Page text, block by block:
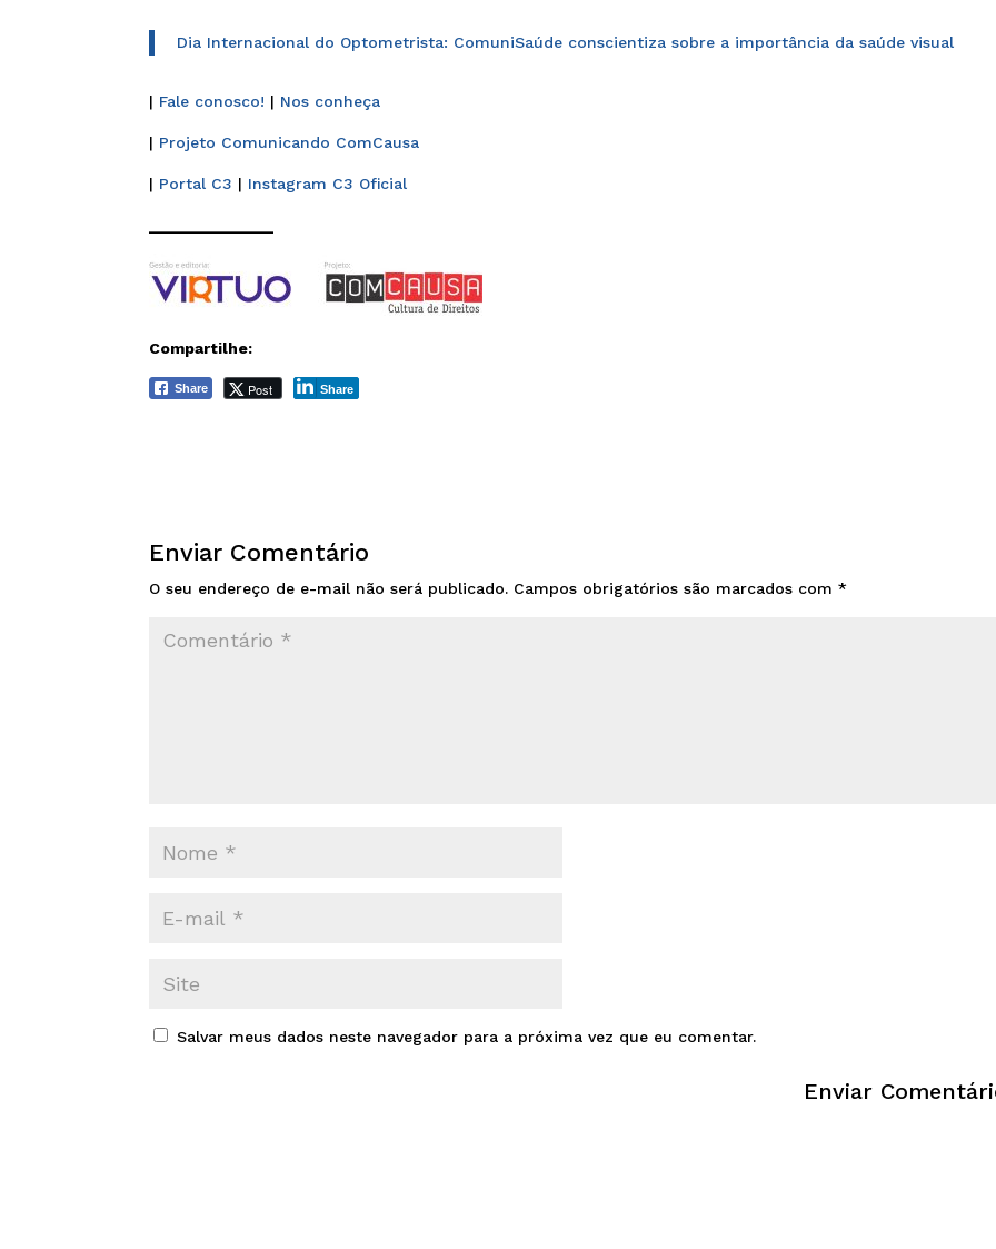
Dia Internacional do Optometrista: ComuniSaúde conscientiza sobre a importância da saúde visual
| Fale conosco! | Nos conheça
| Projeto Comunicando ComCausa
| Portal C3 | Instagram C3 Oficial
Compartilhe:
Share Post Share
Enviar Comentário
O seu endereço de e-mail não será publicado. Campos obrigatórios são marcados com*
Salvar meus dados neste navegador para a próxima vez que eu comentar.